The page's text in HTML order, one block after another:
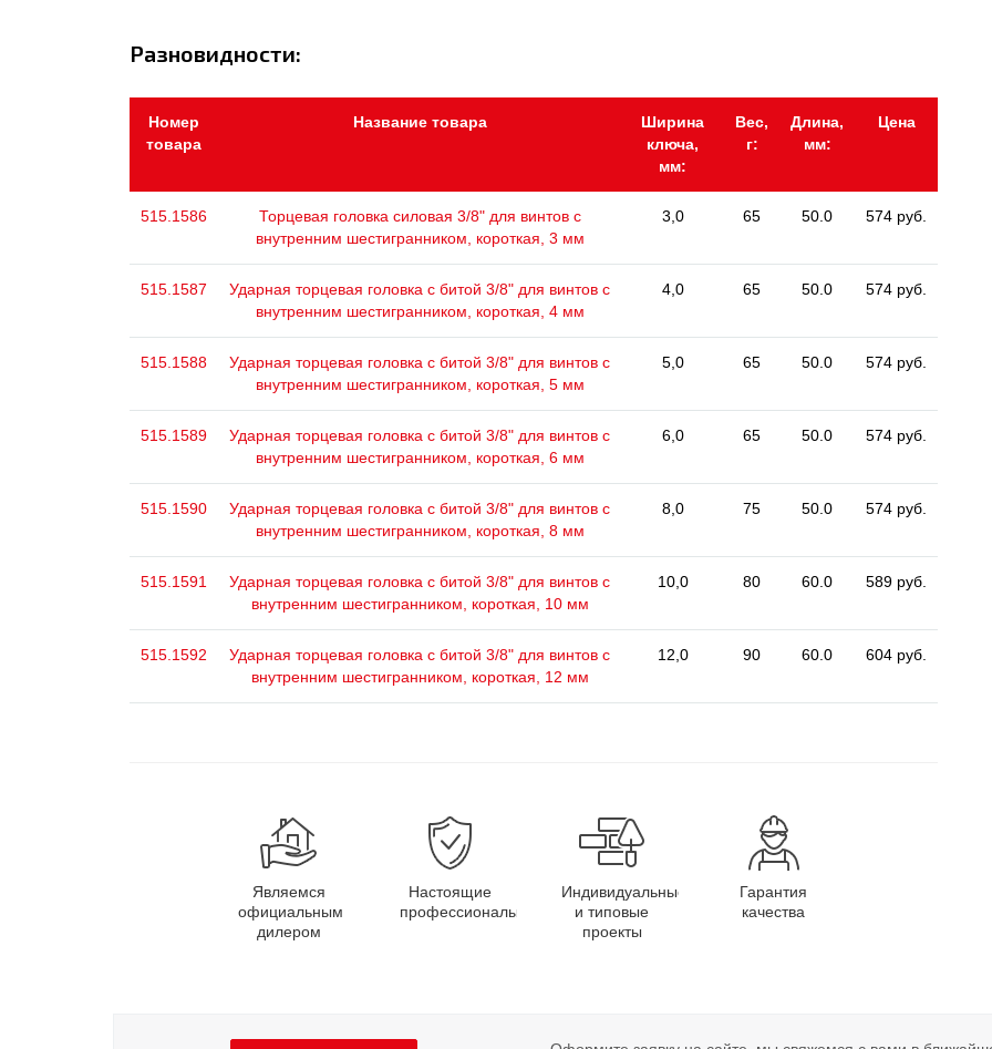
Разновидности:
Номер
товара
Название товара
Ширина
ключа,
мм:
Вес,
г:
Длина,
мм:
Цена
515.1586
Торцевая головка силовая 3/8" для винтов с
внутренним шестигранником, короткая, 3 мм
3,0 65 50.0 574 руб.
515.1587
Ударная торцевая головка с битой 3/8" для винтов с
внутренним шестигранником, короткая, 4 мм
4,0 65 50.0 574 руб.
515.1588
Ударная торцевая головка с битой 3/8" для винтов с
внутренним шестигранником, короткая, 5 мм
5,0 65 50.0 574 руб.
515.1589
Ударная торцевая головка с битой 3/8" для винтов с
внутренним шестигранником, короткая, 6 мм
6,0 65 50.0 574 руб.
515.1590
Ударная торцевая головка с битой 3/8" для винтов с
внутренним шестигранником, короткая, 8 мм
8,0 75 50.0 574 руб.
515.1591
Ударная торцевая головка с битой 3/8" для винтов с
внутренним шестигранником, короткая, 10 мм
10,0 80 60.0 589 руб.
515.1592
Ударная торцевая головка с битой 3/8" для винтов с
внутренним шестигранником, короткая, 12 мм
12,0 90 60.0 604 руб.
Являемся
официальным
дилером
Настоящие
профессионалы
Индивидуальные
и типовые
проекты
Гарантия
качества